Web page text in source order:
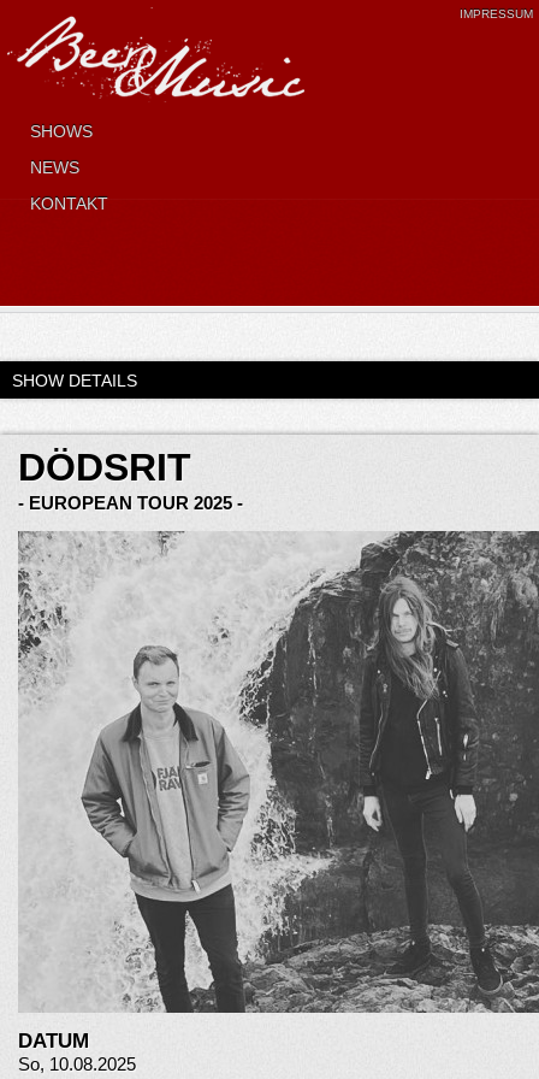
SHOWS
NEWS
KONTAKT
IMPRESSUM
SHOW DETAILS
DÖDSRIT
- EUROPEAN TOUR 2025 -
DATUM
So, 10.08.2025